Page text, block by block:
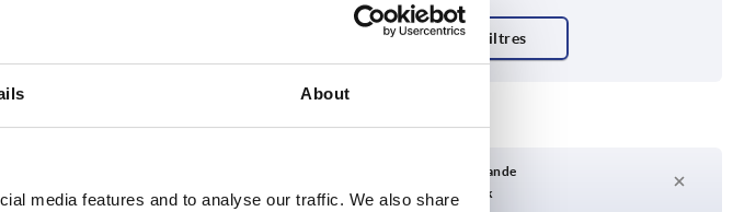
About
media features and to analyse our traffic. We also share
15
LE TABLEAU
de
Délai de livraison sur demande
4-20 jours
Actuellement pas en stock